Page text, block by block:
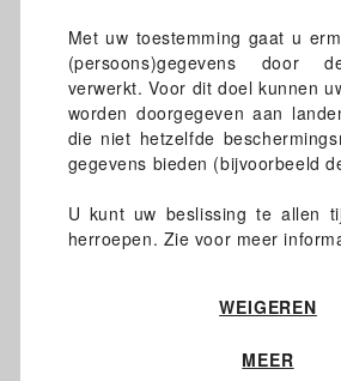
Met uw toestemming gaat u
(persoons)gegevens door
verwerkt. Voor dit doel kunnen
worden doorgegeven aan
die niet hetzelfde
gegevens bieden (bijvoorbeeld
U kunt uw beslissing te allen
herroepen. Zie voor meer
WEIGEREN
MEER